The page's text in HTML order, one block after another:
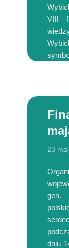
VIII
23
gen.
dniu